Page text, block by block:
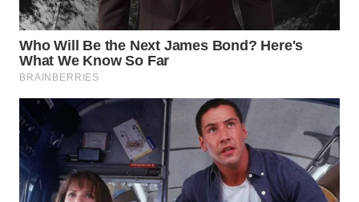
WN
TEBING
TINGGI
WN
PAKPAK
WN
KARAWANG